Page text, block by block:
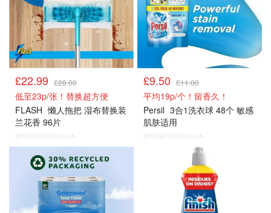
£22.99 £28.00
低至23p/张！替换超方便
FLASH 懒人拖把 湿布替换装
兰花香 96片
@dealmoon.co.uk
£9.50 £11.00
平均19p/个！留香久！
Persil 3合1洗衣球 48个 敏感
肌肤适用
@dealmoon.co.uk